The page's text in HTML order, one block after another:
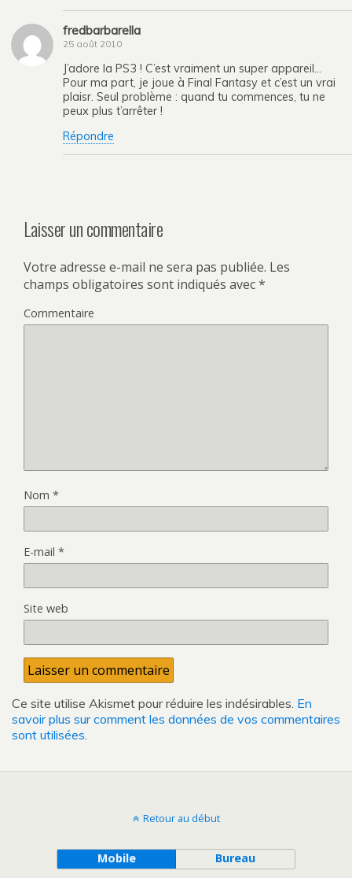
fredbarbarella
25 août 2010
J’adore la PS3 ! C’est vraiment un super appareil…
Pour ma part, je joue à Final Fantasy et c’est un vrai
plaisr. Seul problème : quand tu commences, tu ne
peux plus t’arrêter !
Répondre
Laisser un commentaire
Votre adresse e-mail ne sera pas publiée. Les
champs obligatoires sont indiqués avec*
Commentaire
Nom *
E-mail *
Site web
Ce site utilise Akismet pour réduire les indésirables. En
savoir plus sur comment les données de vos commentaires
sont utilisées.
Retour au début
Mobile Bureau